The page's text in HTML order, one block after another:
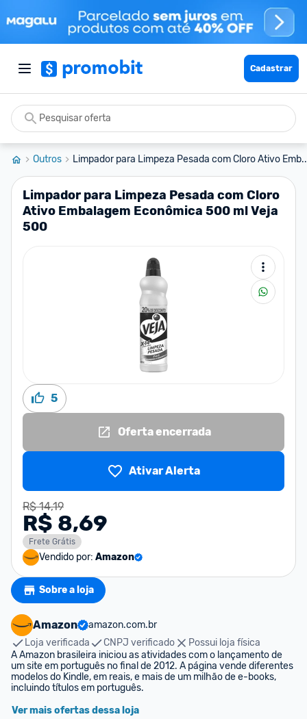
Cadastrar
Outros Limpador para Limpeza Pesada com Cloro Ativo
Limpador para Limpeza Pesada com Cloro
Ativo Embalagem Econômica 500 ml Veja
500
5
Oferta encerrada
Ativar Alerta
R$ 14,19
R$ 8,69
Frete Grátis
Vendido por: Amazon
Sobre a loja
Amazon
amazon.com.br
Loja verificada
CNPJ verificado
Possui loja física
A Amazon brasileira iniciou as atividades com o lançamento de
um site em português no final de 2012. A página vende diferentes
modelos do Kindle, em reais, e mais de um milhão de e-books,
incluindo títulos em português.
Ver mais ofertas dessa loja